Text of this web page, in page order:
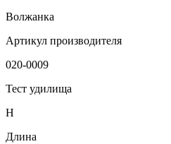
Волжанка
Артикул производителя
020-0009
Тест удилища
H
Длина